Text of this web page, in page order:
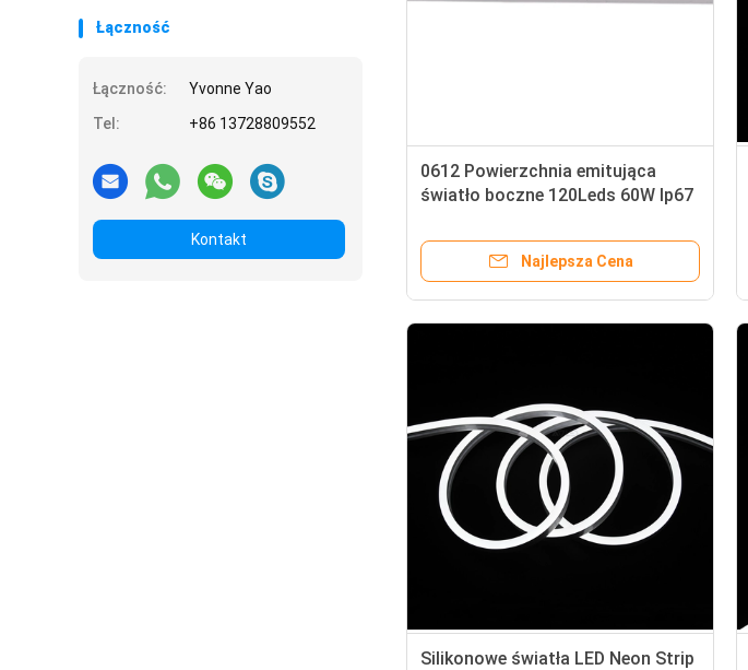
Łączność
Łączność:
Yvonne Yao
Tel:
+86 13728809552
Kontakt
0612 Powierzchnia emitująca
światło boczne 120Leds 60W Ip67
dekoracji tablic
Najlepsza Cena
Silikonowe światła LED Neon Strip